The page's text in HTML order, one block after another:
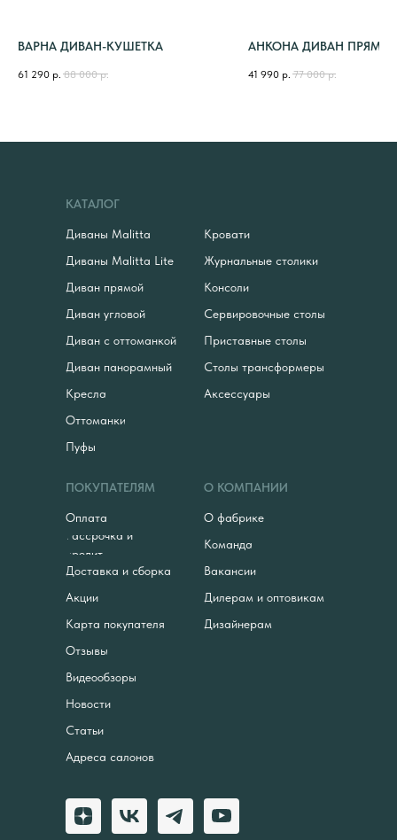
ВАРНА ДИВАН-КУШЕТКА
61 290 р. 88 000 р.
АНКОНА ДИВАН
41 990 р. 77 000 р.
КАТАЛОГ
ПОКУПАТЕЛЯМ О КОМПАНИИ
Диваны Malitta Кровати
Оплата
О фабрике
Команда
Вакансии
Дилерам и оптовикам
Дизайнерам
Рассрочка и
кредит
Доставка и сборка
Акции
Карта покупателя
Отзывы
Видеообзоры
Новости
Статьи
Адреса салонов
Журнальные столики
Консоли
Сервировочные столы
Приставные столы
Столы трансформеры
Аксессуары
Диваны Malitta Lite
Диван прямой
Диван угловой
Диван с оттоманкой
Диван панорамный
Кресла
Оттоманки
Пуфы